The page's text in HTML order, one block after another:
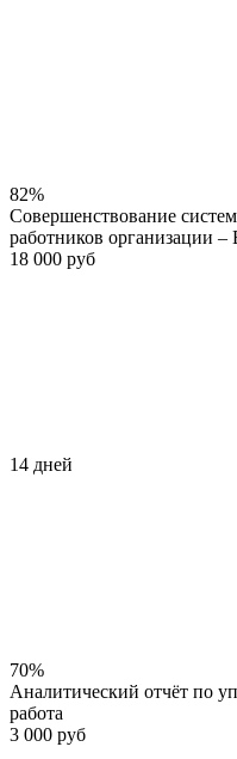
82%
Совершенствование
работников организации
18 000 руб
14 дней
70%
Аналитический отчёт по
работа
3 000 руб